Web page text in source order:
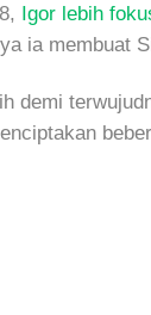
Igor lebih
ia membuat
demi